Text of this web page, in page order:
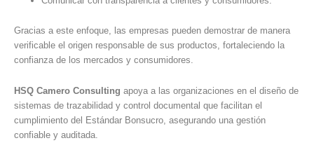
Gracias a este enfoque, las empresas pueden demostrar de manera
verificable el origen responsable de sus productos, fortaleciendo la
confianza de los mercados y consumidores.
HSQ Camero Consulting apoya a las organizaciones en el diseño de
sistemas de trazabilidad y control documental que facilitan el
cumplimiento del Estándar Bonsucro, asegurando una gestión
confiable y auditada.